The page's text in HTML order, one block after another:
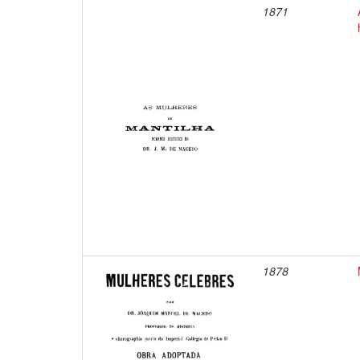
1871
1878